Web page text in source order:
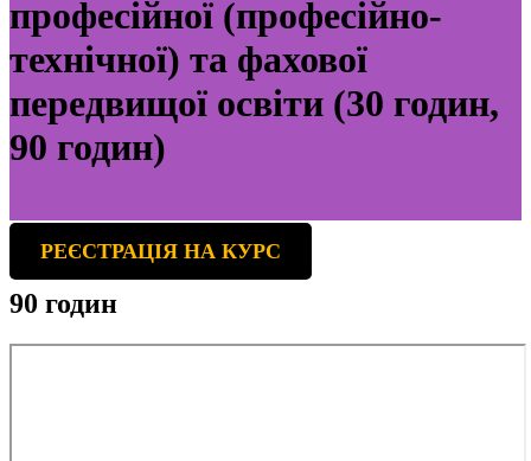
професійної (професійно-
технічної) та фахової
передвищої освіти (30 годин,
90 годин)
РЕЄСТРАЦІЯ НА КУРС
90 годин